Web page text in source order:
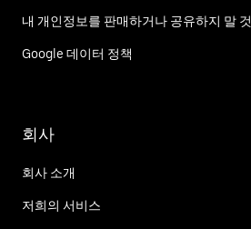
내 개인정보를 판매하거나 공유하지 말 것
Google 데이터 정책
회사
회사 소개
저희의 서비스